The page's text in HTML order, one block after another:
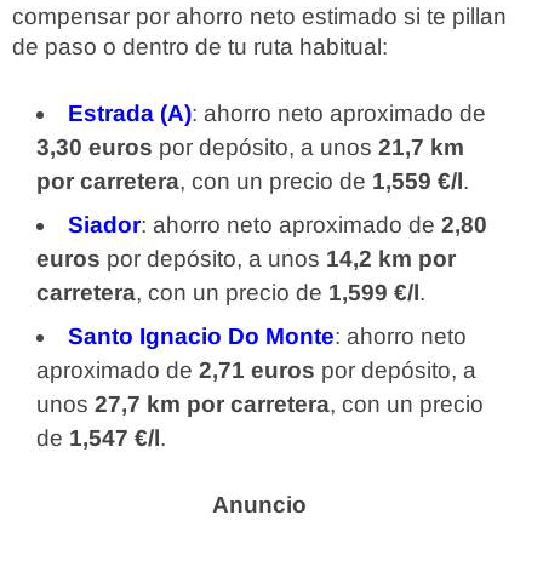
compensar por ahorro neto estimado si te pillan
de paso o dentro de tu ruta habitual:
Estrada (A): ahorro neto aproximado de
3,30 euros por depósito, a unos 21,7 km
por carretera, con un precio de 1,559 €/l.
Siador: ahorro neto aproximado de 2,80
euros por depósito, a unos 14,2 km por
carretera, con un precio de 1,599 €/l.
Santo Ignacio Do Monte: ahorro neto
aproximado de 2,71 euros por depósito, a
unos 27,7 km por carretera, con un precio
de 1,547 €/l.